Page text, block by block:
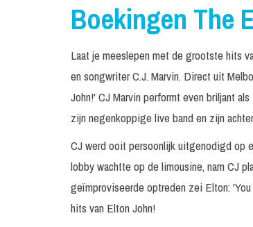
Boekingen The
Laat je meeslepen met de grootste hits
en songwriter C.J. Marvin. Direct uit
John!' CJ Marvin performt even briljant
zijn negenkoppige live band en zijn
CJ werd ooit persoonlijk uitgenodigd op
lobby wachtte op de limousine, nam CJ
geïmproviseerde optreden zei Elton:
hits van Elton John!